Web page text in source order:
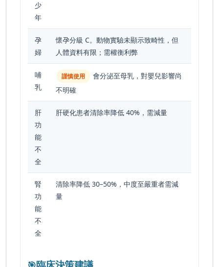
少
年
孕
婦
懷孕分級 C。動物實驗未顯示致畸性，但
人體資料有限；需權衡利弊
哺
乳
謹慎使用
會分泌至母乳，對嬰兒影響尚
不明確
肝
功
能
不
全
肝硬化患者清除率降低 40%，需減量
腎
功
能
不
全
清除率降低 30–50%，中度至嚴重者需減
量